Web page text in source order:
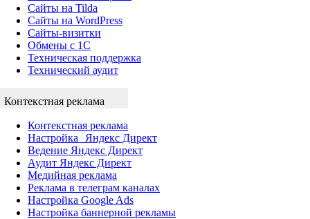
Сайты на Tilda
Сайты на WordPress
Сайты-визитки
Обмены с 1С
Техническая поддержка
Технический аудит
Контекстная реклама
Контекстная реклама
Настройка Яндекс Директ
Ведение Яндекс Директ
Аудит Яндекс Директ
Медийная реклама
Реклама в телеграм каналах
Настройка Google Ads
Настройка баннерной рекламы